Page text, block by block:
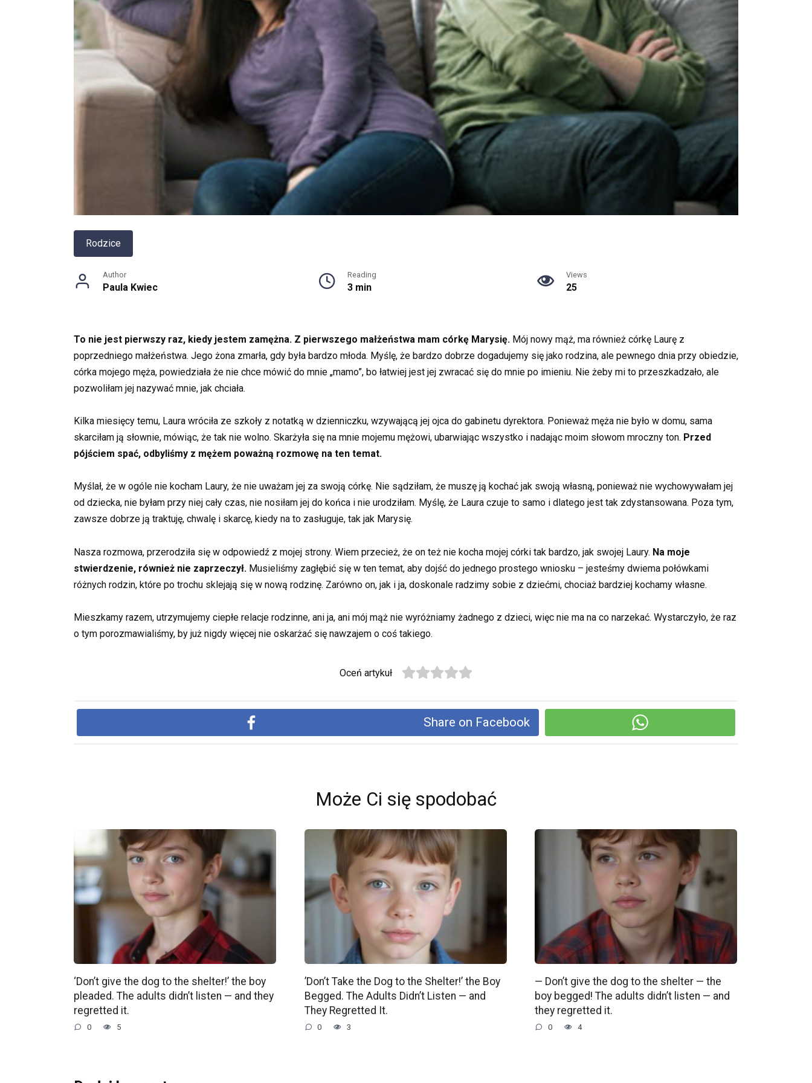
Rodzice
Author
Paula Kwiec
Reading
3 min
Views
25
To nie jest pierwszy raz, kiedy jestem zamężna. Z pierwszego małżeństwa mam córkę Marysię. Mój nowy mąż, ma również córkę Laurę z
poprzedniego małżeństwa. Jego żona zmarła, gdy była bardzo młoda. Myślę, że bardzo dobrze dogadujemy się jako rodzina, ale pewnego dnia przy obiedzie,
córka mojego męża, powiedziała że nie chce mówić do mnie „mamo”, bo łatwiej jest jej zwracać się do mnie po imieniu. Nie żeby mi to przeszkadzało, ale
pozwoliłam jej nazywać mnie, jak chciała.
Kilka miesięcy temu, Laura wróciła ze szkoły z notatką w dzienniczku, wzywającą jej ojca do gabinetu dyrektora. Ponieważ męża nie było w domu, sama
skarciłam ją słownie, mówiąc, że tak nie wolno. Skarżyła się na mnie mojemu mężowi, ubarwiając wszystko i nadając moim słowom mroczny ton. Przed
pójściem spać, odbyliśmy z mężem poważną rozmowę na ten temat.
Myślał, że w ogóle nie kocham Laury, że nie uważam jej za swoją córkę. Nie sądziłam, że muszę ją kochać jak swoją własną, ponieważ nie wychowywałam jej
od dziecka, nie byłam przy niej cały czas, nie nosiłam jej do końca i nie urodziłam. Myślę, że Laura czuje to samo i dlatego jest tak zdystansowana. Poza tym,
zawsze dobrze ją traktuję, chwalę i skarcę, kiedy na to zasługuje, tak jak Marysię.
Nasza rozmowa, przerodziła się w odpowiedź z mojej strony. Wiem przecież, że on też nie kocha mojej córki tak bardzo, jak swojej Laury. Na moje
stwierdzenie, również nie zaprzeczył. Musieliśmy zagłębić się w ten temat, aby dojść do jednego prostego wniosku – jesteśmy dwiema połówkami
różnych rodzin, które po trochu sklejają się w nową rodzinę. Zarówno on, jak i ja, doskonale radzimy sobie z dziećmi, chociaż bardziej kochamy własne.
Mieszkamy razem, utrzymujemy ciepłe relacje rodzinne, ani ja, ani mój mąż nie wyróżniamy żadnego z dzieci, więc nie ma na co narzekać. Wystarczyło, że raz
o tym porozmawialiśmy, by już nigdy więcej nie oskarżać się nawzajem o coś takiego.
Oceń artykuł
Share on Facebook
Może Ci się spodobać
‘Don’t give the dog to the shelter!’ the boy
pleaded. The adults didn’t listen — and they
regretted it.
0 5
’Don’t Take the Dog to the Shelter!’ the Boy
Begged. The Adults Didn’t Listen — and
They Regretted It.
0 3
— Don’t give the dog to the shelter — the
boy begged! The adults didn’t listen — and
they regretted it.
0 4